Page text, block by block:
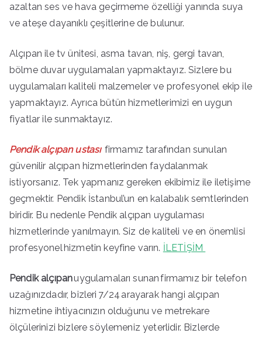
azaltan ses ve hava geçirmeme özelliği yanında suya
ve ateşe dayanıklı çeşitlerine de bulunur.
Alçıpan ile tv ünitesi, asma tavan, niş, gergi tavan,
bölme duvar uygulamaları yapmaktayız. Sizlere bu
uygulamaları kaliteli malzemeler ve profesyonel ekip ile
yapmaktayız. Ayrıca bütün hizmetlerimizi en uygun
fiyatlar ile sunmaktayız.
Pendik alçıpan ustası firmamız tarafından sunulan
güvenilir alçıpan hizmetlerinden faydalanmak
istiyorsanız. Tek yapmanız gereken ekibimiz ile iletişime
geçmektir. Pendik İstanbul’un en kalabalık semtlerinden
biridir. Bu nedenle Pendik alçıpan uygulaması
hizmetlerinde yanılmayın. Siz de kaliteli ve en önemlisi
profesyonel hizmetin keyfine varın. İLETİŞİM
Pendik alçıpanuygulamaları sunanfirmamız bir telefon
uzağınızdadır, bizleri 7/24 arayarak hangi alçıpan
hizmetine ihtiyacınızın olduğunu ve metrekare
ölçülerinizi bizlere söylemeniz yeterlidir. Bizlerde